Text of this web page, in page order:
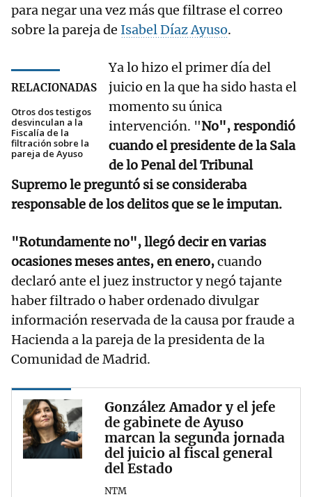
para negar una vez más que filtrase el correo
sobre la pareja de Isabel Díaz Ayuso.
RELACIONADAS
Otros dos testigos
desvinculan a la
Fiscalía de la
filtración sobre la
pareja de Ayuso
Ya lo hizo el primer día del
juicio en la que ha sido hasta el
momento su única
intervención. "No", respondió
cuando el presidente de la Sala
de lo Penal del Tribunal
Supremo le preguntó si se consideraba
responsable de los delitos que se le imputan.
"Rotundamente no", llegó decir en varias
ocasiones meses antes, en enero,cuando
declaró ante el juez instructor y negó tajante
haber filtrado o haber ordenado divulgar
información reservada de la causa por fraude a
Hacienda a la pareja de la presidenta de la
Comunidad de Madrid.
González Amador y el jefe
de gabinete de Ayuso
marcan la segunda jornada
del juicio al fiscal general
del Estado
NTM